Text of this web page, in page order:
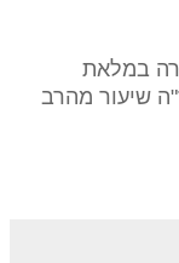
במלאת
שרה רג'ואן 9:00 בעז"ה שיעור מהרב